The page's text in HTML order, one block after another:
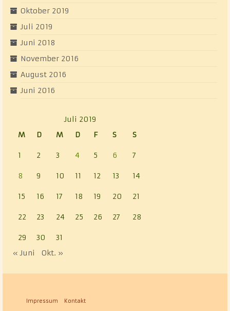
Oktober 2019
Juli 2019
Juni 2018
November 2016
August 2016
Juni 2016
Juli 2019
M
D M D F S S
1 2 3 4 5 6 7
8 9 10 11 12 13 14
15 16 17 18 19 20 21
22 23 24 25 26 27 28
29 30
31
« Juni
Okt. »
Impressum Kontakt